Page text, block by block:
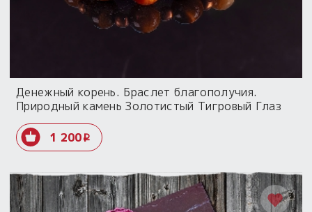
Денежный корень. Браслет благополучия.
Природный камень Золотистый Тигровый Глаз
1 200i